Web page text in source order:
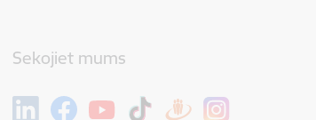
Sekojiet mums